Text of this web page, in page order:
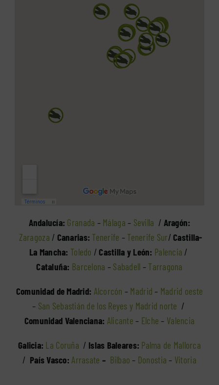
Andalucía: Granada – Málaga – Sevilla / Aragón:
Zaragoza / Canarias: Tenerife – Tenerife Sur/Castilla-
La Mancha: Toledo /Castilla y León: Palencia /
Cataluña: Barcelona – Sabadell – Tarragona
Comunidad de Madrid: Alcorcón – Madrid – Madrid oeste
– San Sebastián de los Reyes y Madrid norte /
Comunidad Valenciana: Alicante – Elche – Valencia
Galicia: La Coruña / Islas Baleares: Palma de Mallorca
/ País Vasco:Arrasate – Bilbao – Donostia – Vitoria